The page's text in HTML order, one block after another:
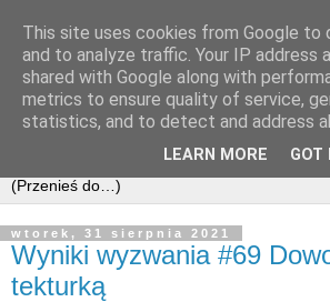
wtorek, 31 sierpnia 2021
Wyniki wyzwania #69
tekturką
This site uses cookies from Google to
and to analyze traffic. Your IP address
shared with Google along with
metrics to ensure quality of service,
statistics, and to detect and address
LEARN MORE GOT